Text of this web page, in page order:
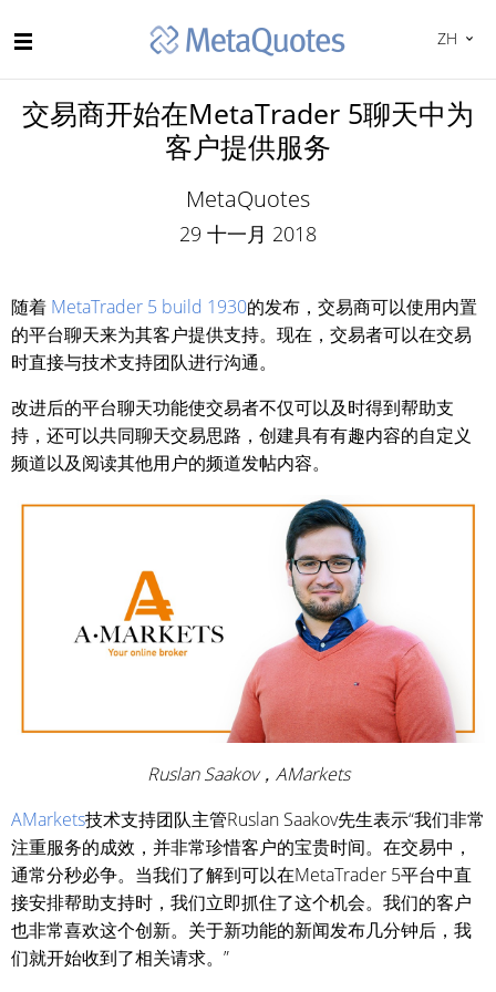
ZH
交易商开始在MetaTrader 5聊天中为
客户提供服务
MetaQuotes
29 十一月 2018
随着 MetaTrader 5 build 1930的发布，交易商可以使用内置
的平台聊天来为其客户提供支持。现在，交易者可以在交易
时直接与技术支持团队进行沟通。
改进后的平台聊天功能使交易者不仅可以及时得到帮助支
持，还可以共同聊天交易思路，创建具有有趣内容的自定义
频道以及阅读其他用户的频道发帖内容。
Ruslan Saakov，AMarkets
AMarkets技术支持团队主管Ruslan Saakov先生表示“我们非常
注重服务的成效，并非常珍惜客户的宝贵时间。在交易中，
通常分秒必争。当我们了解到可以在MetaTrader 5平台中直
接安排帮助支持时，我们立即抓住了这个机会。我们的客户
也非常喜欢这个创新。关于新功能的新闻发布几分钟后，我
们就开始收到了相关请求。”